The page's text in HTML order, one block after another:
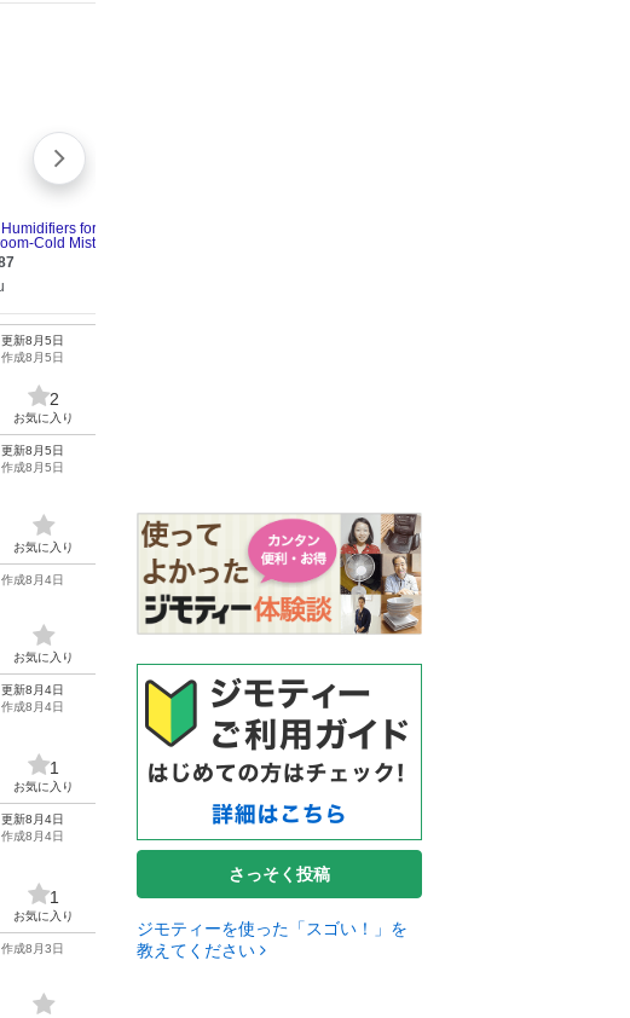
更新8月5日
作成8月5日
2
お気に入り
更新8月5日
作成8月5日
お気に入り
作成8月4日
お気に入り
更新8月4日
作成8月4日
1
お気に入り
更新8月4日
作成8月4日
1
お気に入り
作成8月3日
さっそく投稿
ジモティーを使った「スゴい！」を
教えてください